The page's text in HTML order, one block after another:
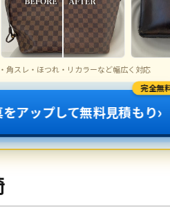
角スレ・ほつれ・リカラーなど幅広く対応
完全無料
をアップして無料見積もり›